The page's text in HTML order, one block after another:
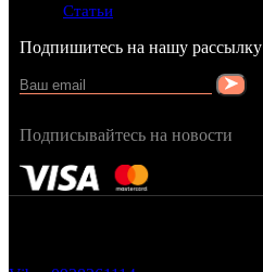
Статьи
Подпишитесь на нашу рассылку
Подписывайтесь на новости